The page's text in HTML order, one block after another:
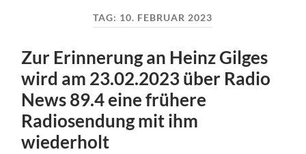
TAG: 10. FEBRUAR 2023
Zur Erinnerung an Heinz Gilges
wird am 23.02.2023 über Radio
News 89.4 eine frühere
Radiosendung mit ihm
wiederholt